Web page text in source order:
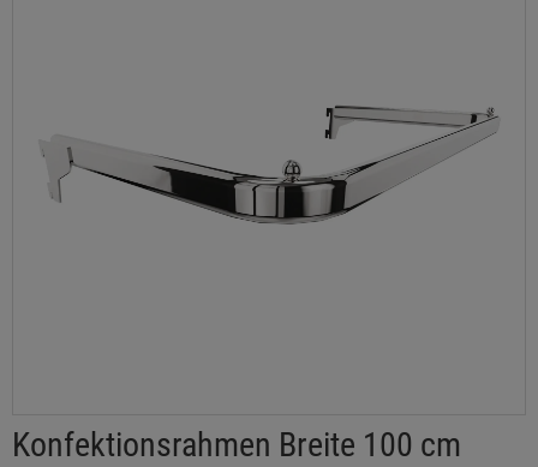
Konfektionsrahmen Breite 100 cm